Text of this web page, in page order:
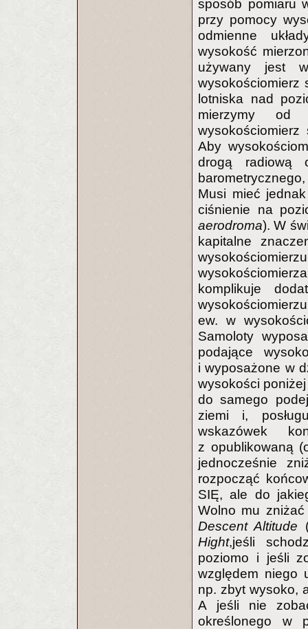
sposób pomiaru
przy pomocy
odmienne
wysokość
używany jest
wysokościomierz
lotniska nad
mierzymy od
Aby
drogą radiową
Musi mieć
ciśnienie na
aerodroma). W
kapitalne
komplikuje
ew. w
Samoloty
podające
i wyposażone w
wysokości
do samego
ziemi i,
wskazówek
z opublikowaną
jednocześnie
rozpocząć
SIĘ, ale do
Wolno mu
Descent Altitude
Hight,jeśli
poziomo i jeśli
względem niego
np. zbyt wysoko,
A jeśli nie
określonego w